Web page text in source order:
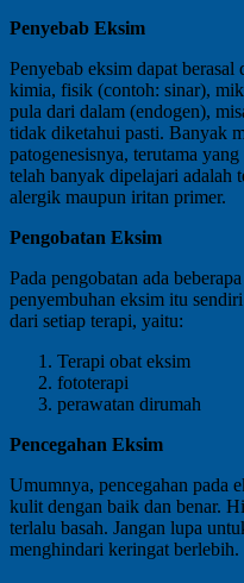
Penyebab Eksim
Penyebab eksim dapat
kimia, fisik (contoh: sinar),
pula dari dalam (endogen),
tidak diketahui pasti. Banyak
patogenesisnya, terutama
telah banyak dipelajari adalah
alergik maupun iritan primer.
Pengobatan Eksim
Pada pengobatan ada
penyembuhan eksim itu
dari setiap terapi, yaitu:
Terapi obat eksim
fototerapi
perawatan dirumah
Pencegahan Eksim
Umumnya, pencegahan pada
kulit dengan baik dan benar.
terlalu basah. Jangan lupa
menghindari keringat berlebih.